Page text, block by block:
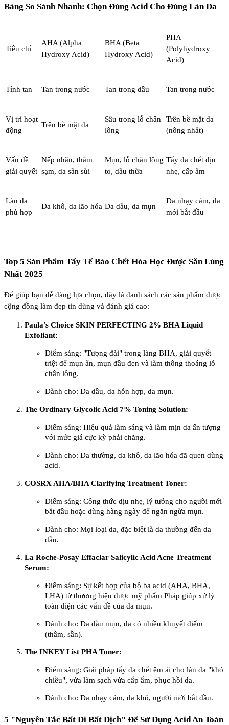
Bảng So Sánh Nhanh: Chọn Đúng Acid Cho Đúng Làn Da
Tiêu chí
AHA (Alpha
Hydroxy Acid)
BHA (Beta
Hydroxy Acid)
PHA
(Polyhydroxy
Acid)
Tính tan Tan trong nước Tan trong dầu Tan trong nước
Vị trí hoạt
động
Trên bề mặt da
Sâu trong lỗ chân
lông
Trên bề mặt da
(nông nhất)
Vấn đề
giải quyết
Nếp nhăn, thâm
sạm, da sần sùi
Mụn, lỗ chân lông
to, dầu thừa
Tẩy da chết dịu
nhẹ, cấp ẩm
Làn da
phù hợp
Da khô, da lão hóa Da dầu, da mụn
Da nhạy cảm, da
mới bắt đầu
Top 5 Sản Phẩm Tẩy Tế Bào Chết Hóa Học Được Săn Lùng
Nhất 2025
Để giúp bạn dễ dàng lựa chọn, đây là danh sách các sản phẩm được
cộng đồng làm đẹp tin dùng và đánh giá cao:
Paula's Choice SKIN PERFECTING 2% BHA Liquid
Exfoliant:
Điểm sáng: "Tượng đài" trong làng BHA, giải quyết
triệt để mụn ẩn, mụn đầu đen và làm thông thoáng lỗ
chân lông.
Dành cho: Da dầu, da hỗn hợp, da mụn.
The Ordinary Glycolic Acid 7% Toning Solution:
Điểm sáng: Hiệu quả làm sáng và làm mịn da ấn tượng
với mức giá cực kỳ phải chăng.
Dành cho: Da thường, da khô, da lão hóa đã quen dùng
acid.
COSRX AHA/BHA Clarifying Treatment Toner:
Điểm sáng: Công thức dịu nhẹ, lý tưởng cho người mới
bắt đầu hoặc dùng hàng ngày để ngăn ngừa mụn.
Dành cho: Mọi loại da, đặc biệt là da thường đến da
dầu.
La Roche-Posay Effaclar Salicylic Acid Acne Treatment
Serum:
Điểm sáng: Sự kết hợp của bộ ba acid (AHA, BHA,
LHA) từ thương hiệu dược mỹ phẩm Pháp giúp xử lý
toàn diện các vấn đề của da mụn.
Dành cho: Da dầu mụn, da có nhiều khuyết điểm
(thâm, sần).
The INKEY List PHA Toner:
Điểm sáng: Giải pháp tẩy da chết êm ái cho làn da "khó
chiều", vừa làm sạch vừa cấp ẩm, phục hồi da.
Dành cho: Da nhạy cảm, da khô, người mới bắt đầu.
5 "Nguyên Tắc Bất Di Bất Dịch" Để Sử Dụng Acid An Toàn